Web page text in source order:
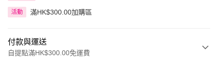
活動 滿HK$300.00加購區
付款與運送
自提點滿HK$300.00免運費